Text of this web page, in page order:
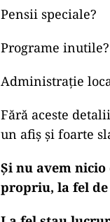
Pensii speciale?
Programe inutile?
Administrație
Fără aceste
un afiș și foarte
Și nu avem
propriu, la fel de